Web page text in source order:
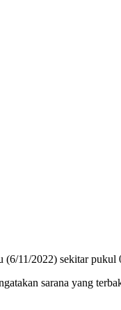
(6/11/2022) sekitar
sarana yang